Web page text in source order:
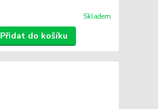
Skladem
Přidat do košíku